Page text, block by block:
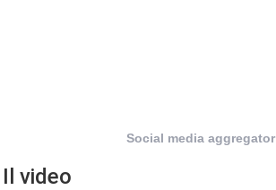
Social media aggregator
Il video